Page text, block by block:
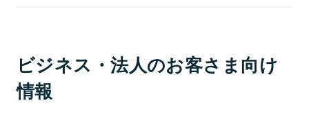
ビジネス・法人のお客さま向け
情報